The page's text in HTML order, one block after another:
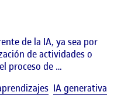
de la IA, ya sea por
de actividades o
proceso de …
IA generativa